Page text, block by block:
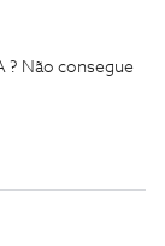
? Não consegue